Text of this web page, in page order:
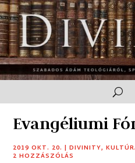
Evangéliumi
2019 OKT. 20. |DIVINITY,
2 HOZZÁSZÓLÁS